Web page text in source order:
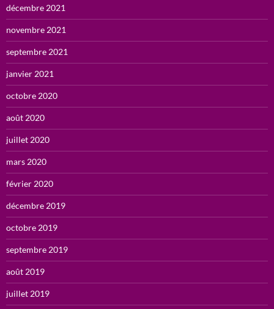
décembre 2021
novembre 2021
septembre 2021
janvier 2021
octobre 2020
août 2020
juillet 2020
mars 2020
février 2020
décembre 2019
octobre 2019
septembre 2019
août 2019
juillet 2019